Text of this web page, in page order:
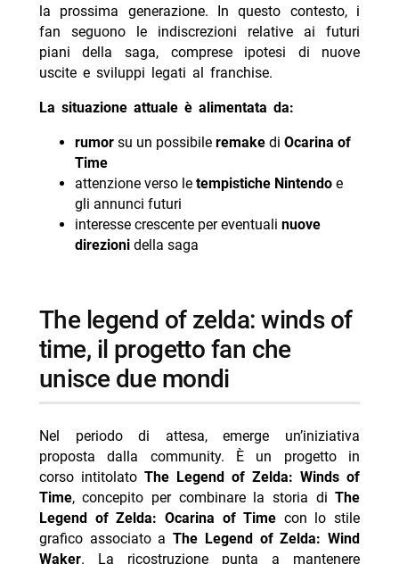
la prossima generazione. In questo contesto, i
fan seguono le indiscrezioni relative ai futuri
piani della saga, comprese ipotesi di nuove
uscite e sviluppi legati al franchise.
La situazione attuale è alimentata da:
rumorsu un possibile remakedi Ocarina of
Time
attenzione verso le tempistiche Nintendoe
gli annunci futuri
interesse crescente per eventuali nuove
direzionidella saga
the legend of zelda: winds of
time, il progetto fan che
unisce due mondi
Nel periodo di attesa, emerge un’iniziativa
proposta dalla community. È un progetto in
corso intitolato The Legend of Zelda: Winds of
Time, concepito per combinare la storia diThe
Legend of Zelda: Ocarina of Time con lo stile
grafico associato aThe Legend of Zelda: Wind
Waker. La ricostruzione punta a mantenere